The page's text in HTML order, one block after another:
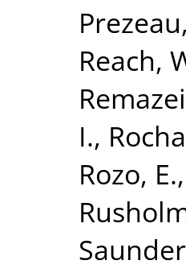
Reach,
I.,
Rozo, E.,